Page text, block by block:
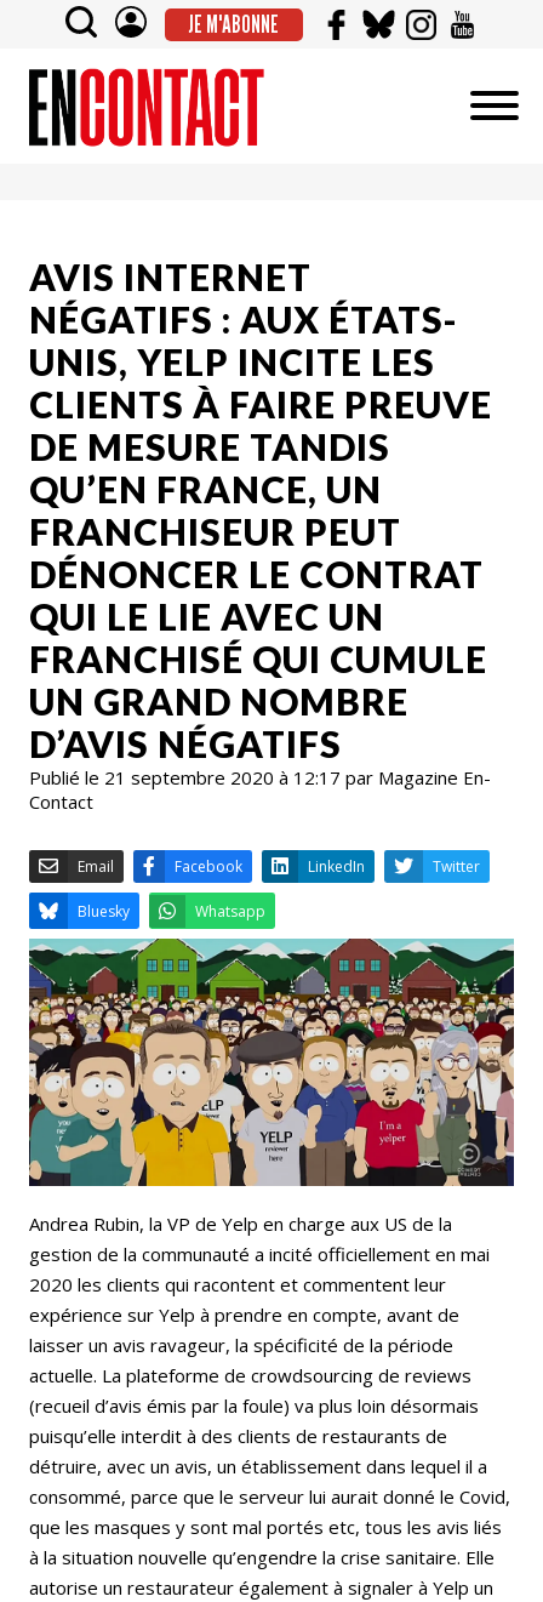
JE M'ABONNE
AVIS INTERNET
NÉGATIFS : AUX ÉTATS-
UNIS, YELP INCITE LES
CLIENTS À FAIRE PREUVE
DE MESURE TANDIS
QU’EN FRANCE, UN
FRANCHISEUR PEUT
DÉNONCER LE CONTRAT
QUI LE LIE AVEC UN
FRANCHISÉ QUI CUMULE
UN GRAND NOMBRE
D’AVIS NÉGATIFS
Publié le 21 septembre 2020 à 12:17 par Magazine En-
Contact
Email Facebook LinkedIn
Bluesky Whatsapp
Andrea Rubin, la VP de Yelp en charge aux US de la
gestion de la communauté a incité officiellement en mai
2020 les clients qui racontent et commentent leur
expérience sur Yelp à prendre en compte, avant de
laisser un avis ravageur, la spécificité de la période
actuelle. La plateforme de crowdsourcing de reviews
(recueil d’avis émis par la foule) va plus loin désormais
puisqu’elle interdit à des clients de restaurants de
détruire, avec un avis, un établissement dans lequel il a
consommé, parce que le serveur lui aurait donné le Covid,
que les masques y sont mal portés etc, tous les avis liés
à la situation nouvelle qu’engendre la crise sanitaire. Elle
autorise un restaurateur également à signaler à Yelp un